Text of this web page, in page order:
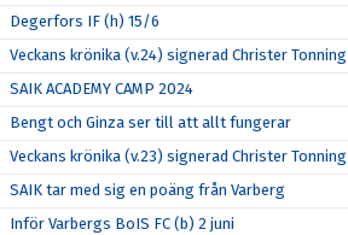
Degerfors IF (h) 15/6
Veckans krönika (v.24) signerad Christer Tonning
SAIK ACADEMY CAMP 2024
Bengt och Ginza ser till att allt fungerar
Veckans krönika (v.23) signerad Christer Tonning
SAIK tar med sig en poäng från Varberg
Inför Varbergs BoIS FC (b) 2 juni